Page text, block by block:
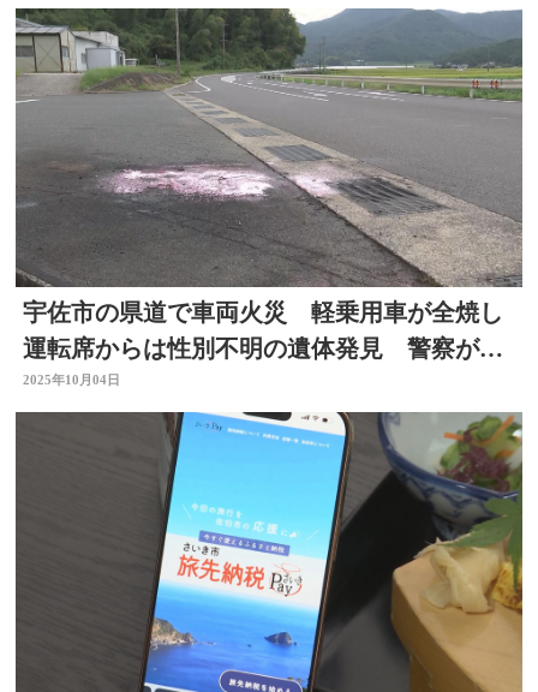
宇佐市の県道で車両火災 軽乗用車が全焼し
運転席からは性別不明の遺体発見 警察が身
元の確認急ぐ 大分
2025年10月04日